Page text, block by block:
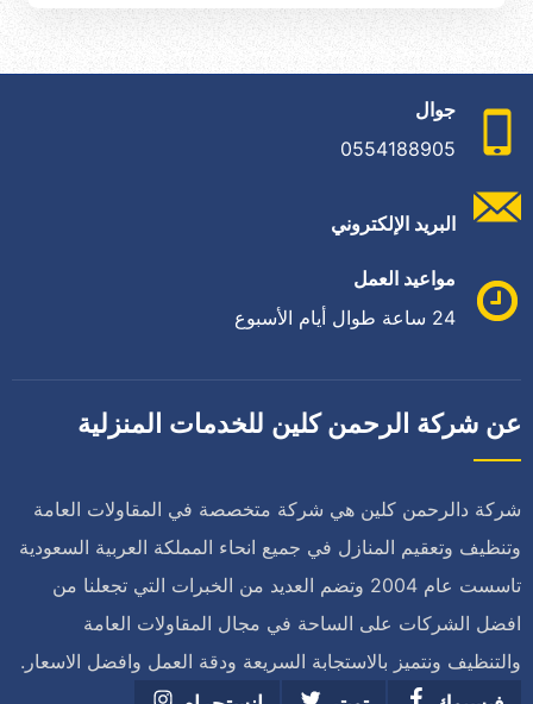
جوال
0554188905
البريد الإلكتروني
مواعيد العمل
24 ساعة طوال أيام الأسبوع
عن شركة الرحمن كلين للخدمات المنزلية
شركة دالرحمن كلين هي شركة متخصصة في المقاولات العامة
وتنظيف وتعقيم المنازل في جميع انحاء المملكة العربية السعودية
تاسست عام 2004 وتضم العديد من الخبرات التي تجعلنا من
افضل الشركات على الساحة في مجال المقاولات العامة
والتنظيف ونتميز بالاستجابة السريعة ودقة العمل وافضل الاسعار.